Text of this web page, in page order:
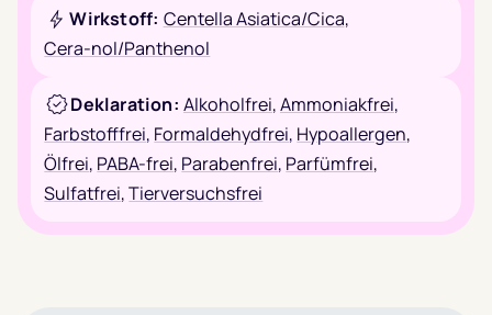
Wirkstoff: Centella Asiatica/Cica,
Cera-nol/Panthenol
Deklaration: Alkoholfrei,Ammoniakfrei,
Farbstofffrei, Formaldehydfrei, Hypoallergen,
Ölfrei, PABA-frei, Parabenfrei, Parfümfrei,
Sulfatfrei,Tierversuchsfrei